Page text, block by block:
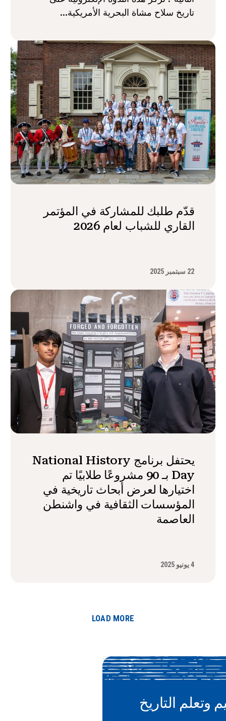
تاريخ سلاح مشاة البحرية الأمريكية...
قدّم طلبك للمشاركة في المؤتمر
القاري للشباب لعام 2026
22 سبتمبر 2025
يحتفل برنامج National History
Day بـ 90 مشروعًا طلابيًا تم
اختيارها لعرض أبحاث تاريخية في
المؤسسات الثقافية في واشنطن
العاصمة
4 يونيو 2025
LOAD MORE
وتعلم التاريخ